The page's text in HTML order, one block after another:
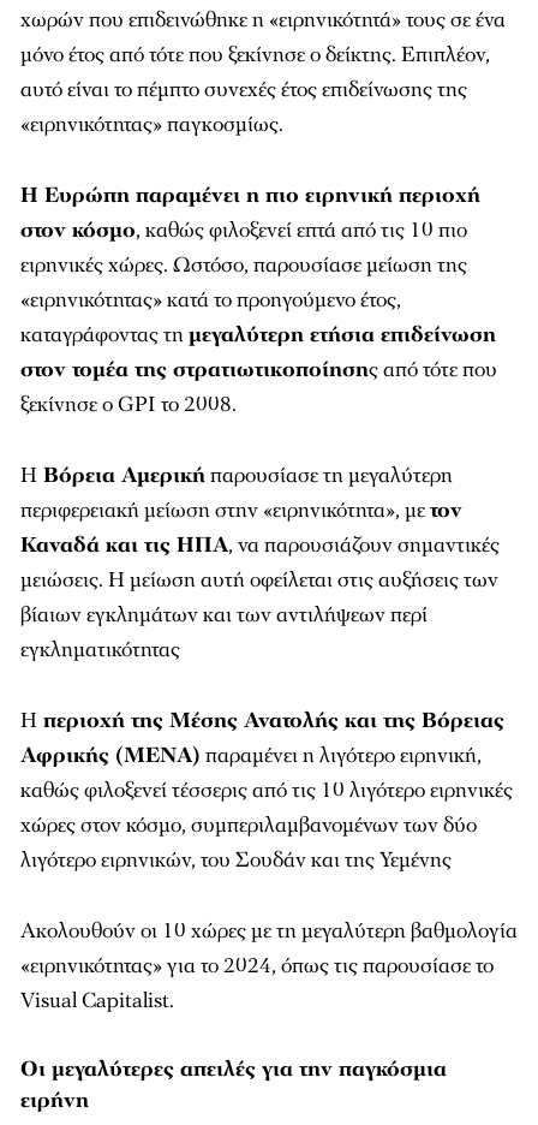
χωρών που επιδεινώθηκε η «ειρηνικότητά» τους σε ένα
μόνο έτος από τότε που ξεκίνησε ο δείκτης. Επιπλέον,
αυτό είναι το πέμπτο συνεχές έτος επιδείνωσης της
«ειρηνικότητας» παγκοσμίως.
Η Ευρώπη παραμένει η πιο ειρηνική περιοχή
στον κόσμο, καθώς φιλοξενεί επτά από τις 10 πιο
ειρηνικές χώρες. Ωστόσο, παρουσίασε μείωση της
«ειρηνικότητας» κατά το προηγούμενο έτος,
καταγράφοντας τημεγαλύτερη ετήσια επιδείνωση
στον τομέα της στρατιωτικοποίησης από τότε που
ξεκίνησε ο GPI το 2008.
Η Βόρεια Αμερικήπαρουσίασε τη μεγαλύτερη
περιφερειακή μείωση στην «ειρηνικότητα», μετον
Καναδά και τις ΗΠΑ, να παρουσιάζουν σημαντικές
μειώσεις. Η μείωση αυτή οφείλεται στις αυξήσεις των
βίαιων εγκλημάτων και των αντιλήψεων περί
εγκληματικότητας
Η περιοχή της Μέσης Ανατολής και της Βόρειας
Αφρικής (ΜΕΝΑ) παραμένει η λιγότερο ειρηνική,
καθώς φιλοξενεί τέσσερις από τις 10 λιγότερο ειρηνικές
χώρες στον κόσμο, συμπεριλαμβανομένων των δύο
λιγότερο ειρηνικών, του Σουδάν και της Υεμένης
Ακολουθούν οι 10 χώρες με τη μεγαλύτερη βαθμολογία
«ειρηνικότητας» για το 2024, όπως τις παρουσίασε το
Visual Capitalist.
Οι μεγαλύτερες απειλές για την παγκόσμια
ειρήνη